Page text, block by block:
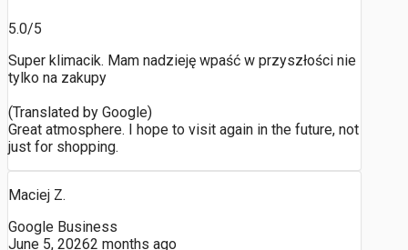
5.0/5
Super klimacik. Mam nadzieję wpaść w przyszłości nie
tylko na zakupy
(Translated by Google)
Great atmosphere. I hope to visit again in the future, not
just for shopping.
Maciej Z.
Google Business
June 5, 20262 months ago